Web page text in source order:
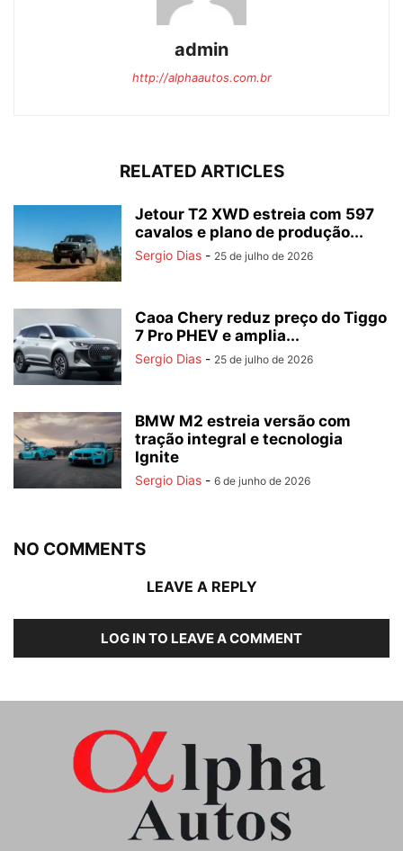
admin
http://alphaautos.com.br
RELATED ARTICLES
Jetour T2 XWD estreia com 597
cavalos e plano de produção...
Sergio Dias - 25 de julho de 2026
Caoa Chery reduz preço do Tiggo
7 Pro PHEV e amplia...
Sergio Dias - 25 de julho de 2026
BMW M2 estreia versão com
tração integral e tecnologia
Ignite
Sergio Dias - 6 de junho de 2026
NO COMMENTS
LEAVE A REPLY
LOG IN TO LEAVE A COMMENT